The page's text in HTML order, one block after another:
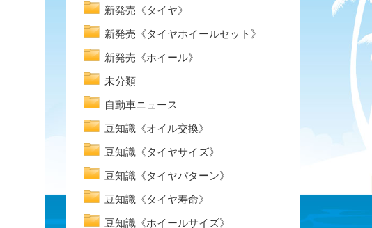
新発売《タイヤ》
新発売《タイヤホイールセット》
新発売《ホイール》
未分類
自動車ニュース
豆知識《オイル交換》
豆知識《タイヤサイズ》
豆知識《タイヤパターン》
豆知識《タイヤ寿命》
豆知識《ホイールサイズ》